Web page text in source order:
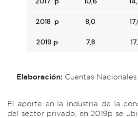
2018 p 8,0
2019 p 7,8
Elaboración: Cuentas
El aporte en la industria de la
del sector privado, en 2019p se